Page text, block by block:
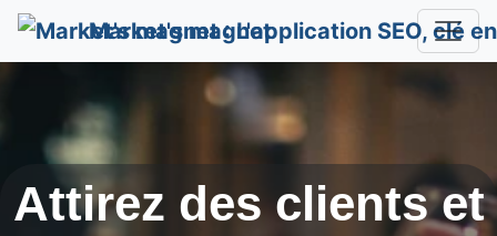
Market's magnet
Attirez des clients et